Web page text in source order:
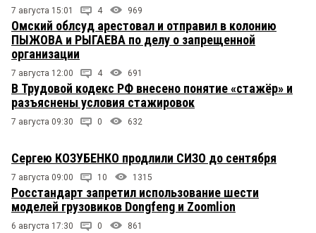
7 августа 15:01 4 969
Омский облсуд арестовал и отправил в колонию
ПЫЖОВА и РЫГАЕВА по делу о запрещенной
организации
7 августа 12:00 4 691
В Трудовой кодекс РФ внесено понятие «стажёр» и
разъяснены условия стажировок
7 августа 09:30 0 632
Сергею КОЗУБЕНКО продлили СИЗО до сентября
7 августа 09:00 10 1315
Росстандарт запретил использование шести
моделей грузовиков Dongfeng и Zoomlion
6 августа 17:30 0 861